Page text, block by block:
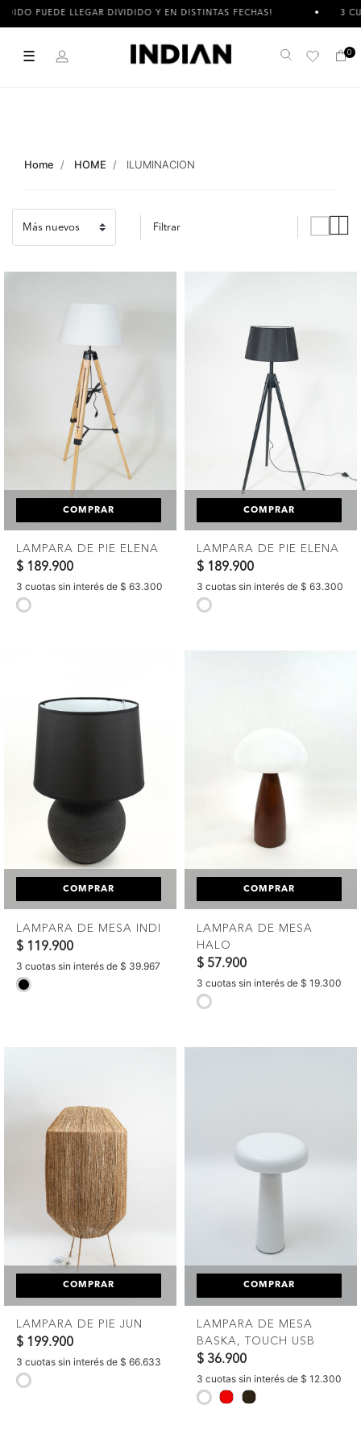
LLEGAR DIVIDIDO Y EN DISTINTAS FECHAS! 3 CUOTAS SIN
☰ Buscar 0
Home HOME ILUMINACION
Filtrar
COMPRAR
LAMPARA DE PIE ELENA
$ 189.900
3 cuotas sin interés de $ 63.300
COMPRAR
LAMPARA DE PIE ELENA
$ 189.900
3 cuotas sin interés de $ 63.300
COMPRAR
LAMPARA DE MESA INDI
$ 119.900
3 cuotas sin interés de $ 39.967
COMPRAR
LAMPARA DE MESA
HALO
$ 57.900
3 cuotas sin interés de $ 19.300
COMPRAR
LAMPARA DE PIE JUN
$ 199.900
3 cuotas sin interés de $ 66.633
COMPRAR
LAMPARA DE MESA
BASKA, TOUCH USB
$ 36.900
3 cuotas sin interés de $ 12.300
selected